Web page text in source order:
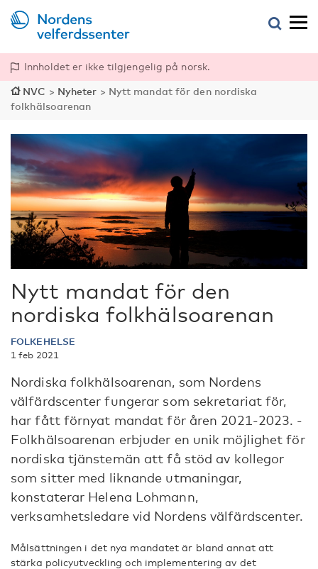
Innholdet er ikke tilgjengelig på norsk.
NVC > Nyheter > Nytt mandat för den nordiska
folkhälsoarenan
Nytt mandat för den
nordiska folkhälsoarenan
FOLKEHELSE
1 feb 2021
Nordiska folkhälsoarenan, som Nordens
välfärdscenter fungerar som sekretariat för,
har fått förnyat mandat för åren 2021-2023. -
Folkhälsoarenan erbjuder en unik möjlighet för
nordiska tjänstemän att få stöd av kollegor
som sitter med liknande utmaningar,
konstaterar Helena Lohmann,
verksamhetsledare vid Nordens välfärdscenter.
Målsättningen i det nya mandatet är bland annat att
stärka policyutveckling och implementering av det